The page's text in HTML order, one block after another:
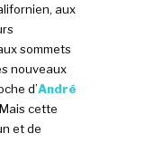
aux
sommets
nouveaux
d’André
cette
et de